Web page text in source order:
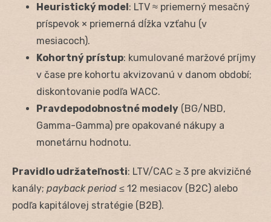
Heuristický model: LTV ≈ priemerný mesačný
príspevok × priemerná dĺžka vzťahu (v
mesiacoch).
Kohortný prístup: kumulované maržové príjmy
v čase pre kohortu akvizovanú v danom období;
diskontovanie podľa WACC.
Pravdepodobnostné modely (BG/NBD,
Gamma-Gamma) pre opakované nákupy a
monetárnu hodnotu.
Pravidlo udržateľnosti: LTV/CAC ≥ 3 pre akvizičné
kanály; payback period ≤ 12 mesiacov (B2C) alebo
podľa kapitálovej stratégie (B2B).